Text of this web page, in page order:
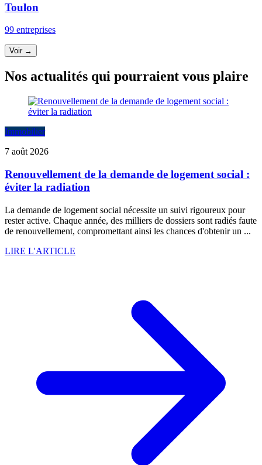
Toulon
99 entreprises
Voir →
Nos actualités qui pourraient vous plaire
Immobilier
7 août 2026
Renouvellement de la demande de logement social :
éviter la radiation
La demande de logement social nécessite un suivi rigoureux pour
rester active. Chaque année, des milliers de dossiers sont radiés faute
de renouvellement, compromettant ainsi les chances d'obtenir un ...
LIRE L'ARTICLE